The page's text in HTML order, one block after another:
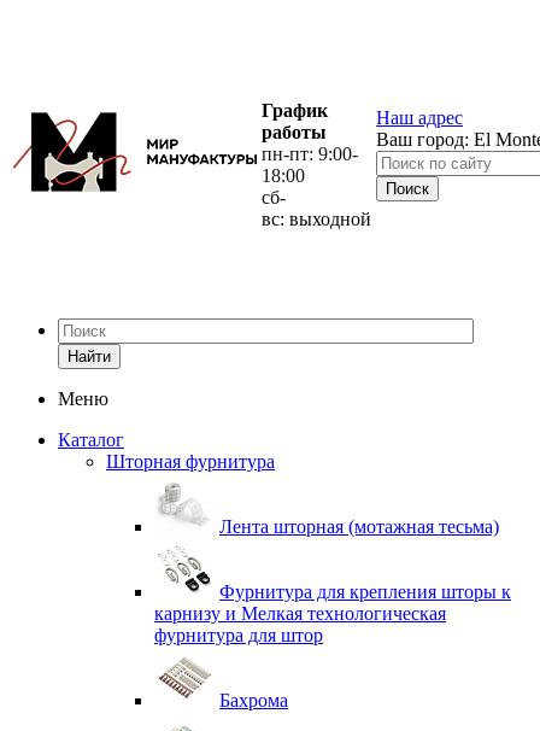
График
работы
пн-пт: 9:00-
18:00
сб-
вс: выходной
Наш адрес
Ваш город: El
Найти
Меню
Каталог
Шторная фурнитура
Лента шторная (мотажная тесьма)
Фурнитура для крепления шторы к
карнизу и Мелкая технологическая
фурнитура для штор
Бахрома